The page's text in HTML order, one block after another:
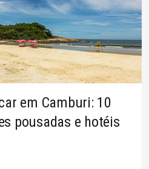
em Camburi: 10
pousadas e hotéis